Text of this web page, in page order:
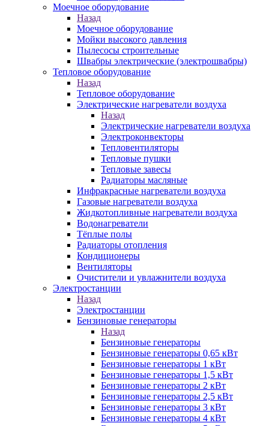
Моечное оборудование
Назад
Моечное оборудование
Мойки высокого давления
Пылесосы строительные
Швабры электрические (электрошвабры)
Тепловое оборудование
Назад
Тепловое оборудование
Электрические нагреватели воздуха
Назад
Электрические нагреватели воздуха
Электроконвекторы
Тепловентиляторы
Тепловые пушки
Тепловые завесы
Радиаторы масляные
Инфракрасные нагреватели воздуха
Газовые нагреватели воздуха
Жидкотопливные нагреватели воздуха
Водонагреватели
Тёплые полы
Радиаторы отопления
Кондиционеры
Вентиляторы
Очистители и увлажнители воздуха
Электростанции
Назад
Электростанции
Бензиновые генераторы
Назад
Бензиновые генераторы
Бензиновые генераторы 0,65 кВт
Бензиновые генераторы 1 кВт
Бензиновые генераторы 1,5 кВт
Бензиновые генераторы 2 кВт
Бензиновые генераторы 2,5 кВт
Бензиновые генераторы 3 кВт
Бензиновые генераторы 4 кВт